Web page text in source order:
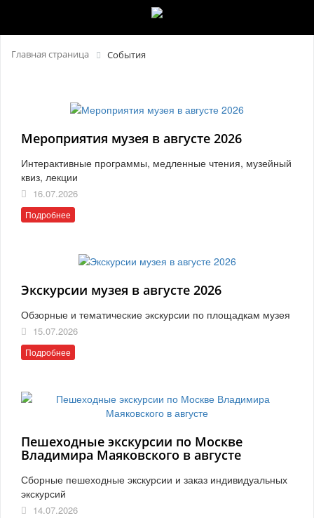
Главная страница События
Мероприятия музея в августе 2026
Интерактивные программы, медленные чтения, музейный
квиз, лекции
16.07.2026
Подробнее
Экскурсии музея в августе 2026
Обзорные и тематические экскурсии по площадкам музея
15.07.2026
Подробнее
Пешеходные экскурсии по Москве
Владимира Маяковского в августе
Сборные пешеходные экскурсии и заказ индивидуальных
экскурсий
14.07.2026